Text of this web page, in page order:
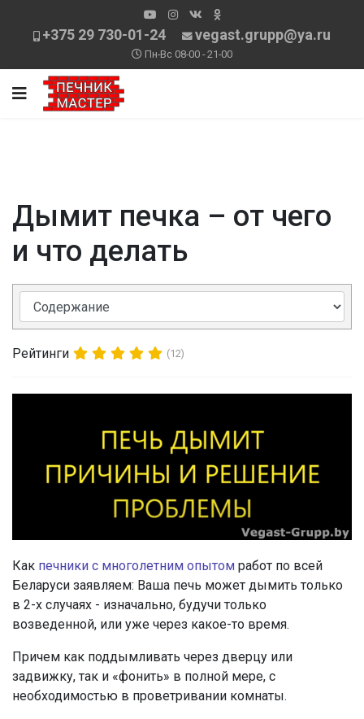
+375 29 730-01-24 vegast.grupp@ya.ru
Пн-Вс 08-00 - 21-00
Дымит печка – от чего
и что делать
Рейтинги (12)
Как печники с многолетним опытом работ по всей
Беларуси заявляем: Ваша печь может дымить только
в 2-х случаях - изначально, будучи только
возведенной, или уже через какое-то время.
Причем как поддымливать через дверцу или
задвижку, так и «фонить» в полной мере, с
необходимостью в проветривании комнаты.